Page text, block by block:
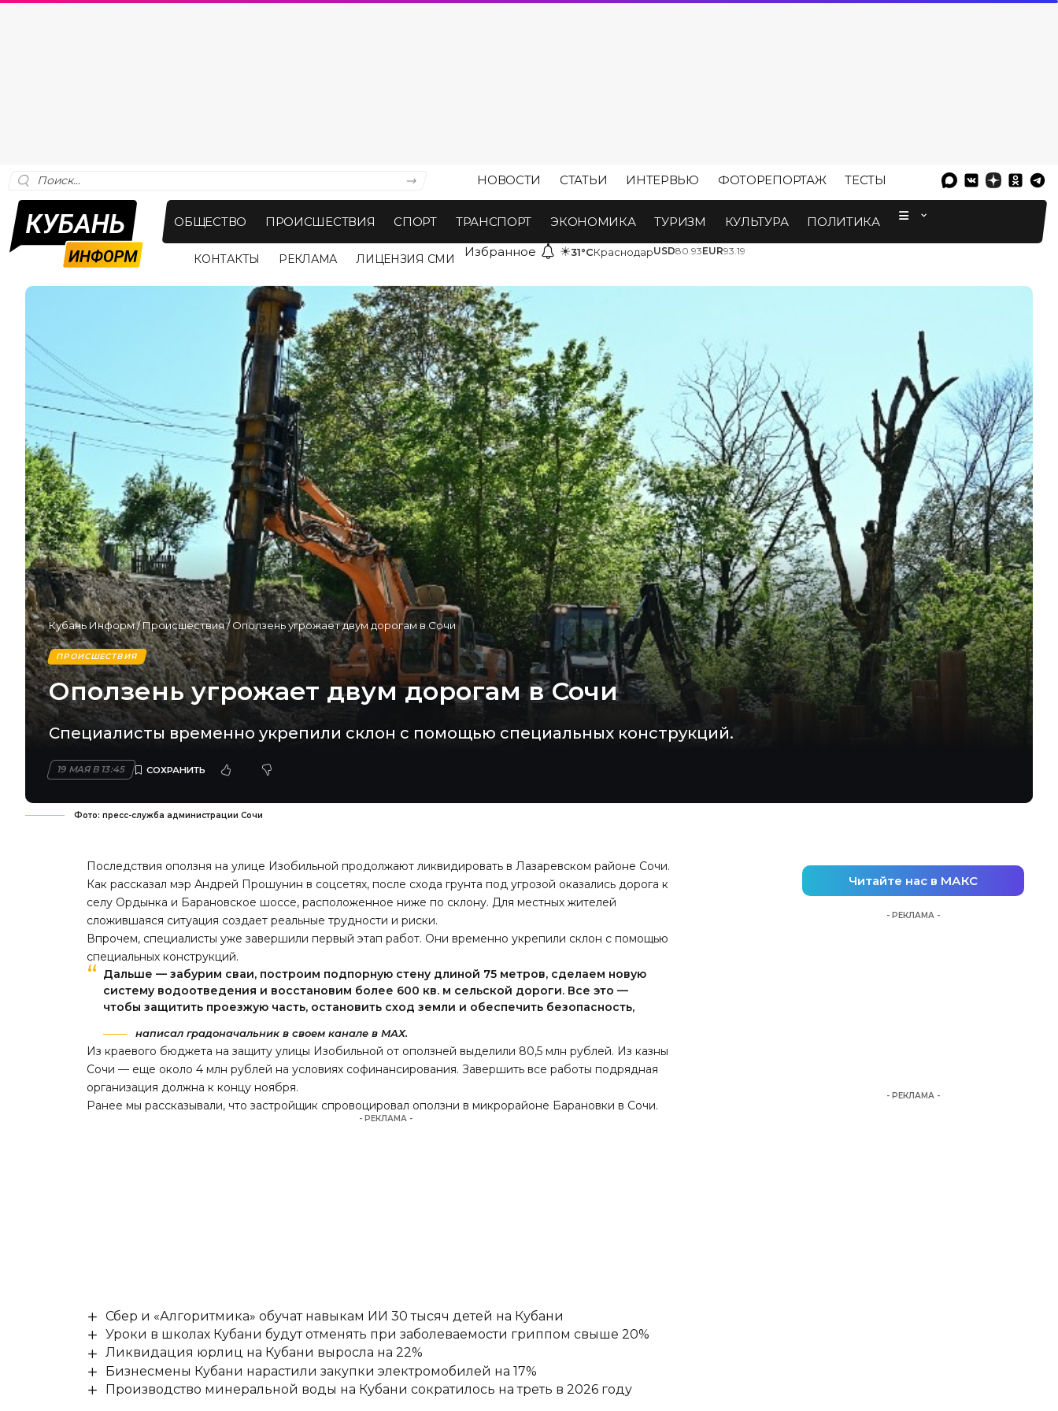
НОВОСТИ СТАТЬИ ИНТЕРВЬЮ ФОТОРЕПОРТАЖ ТЕСТЫ
ОБЩЕСТВО ПРОИСШЕСТВИЯ СПОРТ ТРАНСПОРТ ЭКОНОМИКА ТУРИЗМ КУЛЬТУРА ПОЛИТИКА
КОНТАКТЫ РЕКЛАМА ЛИЦЕНЗИЯ СМИ Избранное ☀31°CКраснодарUSD80.93EUR93.19
Кубань Информ/Происшествия/Оползень угрожает двум дорогам в Сочи
ПРОИСШЕСТВИЯ
Оползень угрожает двум дорогам в Сочи
Специалисты временно укрепили склон с помощью специальных конструкций.
19 МАЯ В 13:45
Фото: пресс-служба администрации Сочи
Последствия оползня на улице Изобильной продолжают ликвидировать в Лазаревском районе Сочи.
Как рассказал мэр Андрей Прошунин в соцсетях, после схода грунта под угрозой оказались дорога к
селу Ордынка и Барановское шоссе, расположенное ниже по склону. Для местных жителей
сложившаяся ситуация создает реальные трудности и риски.
Впрочем, специалисты уже завершили первый этап работ. Они временно укрепили склон с помощью
специальных конструкций.
Дальше — забурим сваи, построим подпорную стену длиной 75 метров, сделаем новую
систему водоотведения и восстановим более 600 кв. м сельской дороги. Все это —
чтобы защитить проезжую часть, остановить сход земли и обеспечить безопасность,
написал градоначальник в своем канале в МАХ.
Из краевого бюджета на защиту улицы Изобильной от оползней выделили 80,5 млн рублей. Из казны
Сочи — еще около 4 млн рублей на условиях софинансирования. Завершить все работы подрядная
организация должна к концу ноября.
Ранее мырассказывали, что застройщик спровоцировал оползни в микрорайоне Барановки в Сочи.
- РЕКЛАМА -
Сбер и «Алгоритмика» обучат навыкам ИИ 30 тысяч детей на Кубани
Уроки в школах Кубани будут отменять при заболеваемости гриппом свыше 20%
Ликвидация юрлиц на Кубани выросла на 22%
Бизнесмены Кубани нарастили закупки электромобилей на 17%
Производство минеральной воды на Кубани сократилось на треть в 2026 году
Читайте нас в МАКС
- РЕКЛАМА -
- РЕКЛАМА -